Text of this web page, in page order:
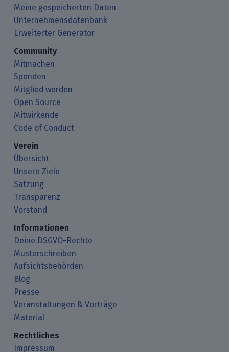
Meine gespeicherten Daten
Unternehmensdatenbank
Erweiterter Generator
Community
Mitmachen
Spenden
Mitglied werden
Open Source
Mitwirkende
Code of Conduct
Verein
Übersicht
Unsere Ziele
Satzung
Transparenz
Vorstand
Informationen
Deine DSGVO-Rechte
Musterschreiben
Aufsichtsbehörden
Blog
Presse
Veranstaltungen & Vorträge
Material
Rechtliches
Impressum